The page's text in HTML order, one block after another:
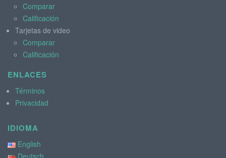
Comparar
Calificación
Tarjetas de video
Comparar
Calificación
ENLACES
Términos
Privacidad
IDIOMA
English
Deutsch